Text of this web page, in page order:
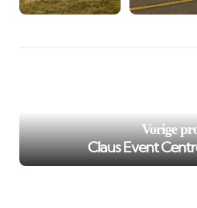
Vorige
Claus Event